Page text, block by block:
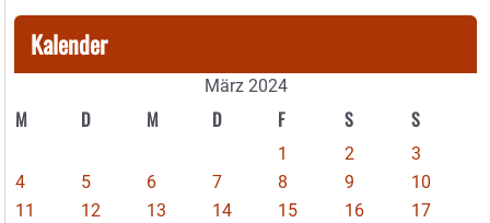
Kalender
März 2024
M D M D F S S
1 2
3
4
5 6 7 8 9
10
11
12 13 14 15 16
17